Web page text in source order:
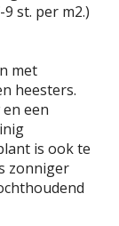
st. per m2.)
met
heesters.
een
is ook te
zonniger